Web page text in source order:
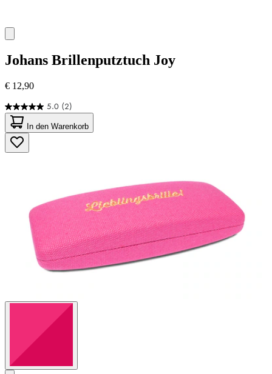
Johans Brillenputztuch Joy
€ 12,90
5.0 (2)
5.0
von
5
Sternen.
2
In den Warenkorb